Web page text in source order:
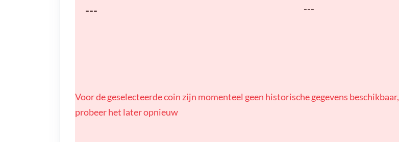
--- ---
Voor de geselecteerde coin zijn momenteel geen historische gegevens beschikbaar,
probeer het later opnieuw